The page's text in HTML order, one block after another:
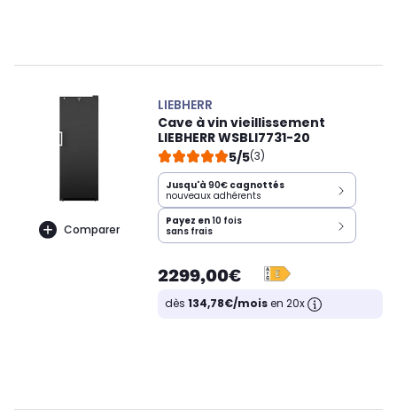
Comparer
LIEBHERR
Cave à vin vieillissement
LIEBHERR WSBLI7731-20
5/5(3)
Jusqu'à 90€ cagnottés
nouveaux adhérents
Payez en10 fois
sans frais
2299,00€
dès 134,78€/moisen 20x